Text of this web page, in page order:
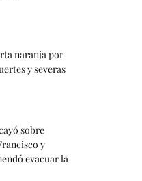
naranja por
y severas
sobre
y
evacuar la